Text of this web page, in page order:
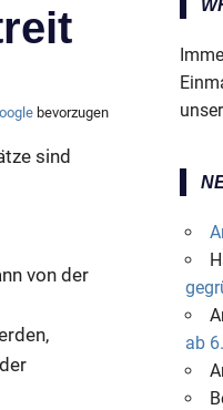
bevorzugen
sind
von der
ab